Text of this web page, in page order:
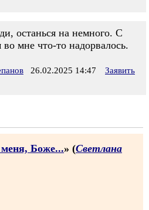
останься на немного. С
мне что-то надорвалось.
26.02.2025 14:47
Заявить
Боже...» (Светлана